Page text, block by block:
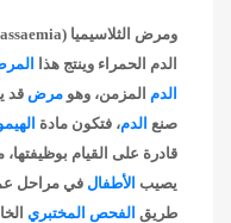
ومرض الثلاسيميا (Thalassaemia)
الدم الحمراء وينتج هذا
الدم المزمن، وهو مرض قد
صنع الدم، فتكون مادة
قادرة على القيام
يصيب الأطفال في مراحل
طريق الفحص المختبري